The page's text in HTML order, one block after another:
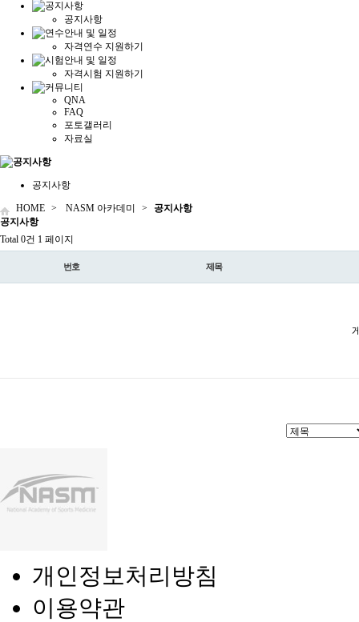
공지사항
자격연수 지원하기
자격시험 지원하기
QNA
FAQ
포토갤러리
자료실
공지사항
HOME > NASM 아카데미 >
공지사항
공지 사항
Total 0건 1 페이지
번호 제목
개인정보처리방침
이용약관